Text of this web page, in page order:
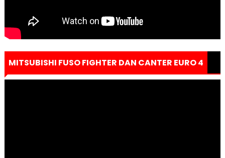
MITSUBISHI FUSO FIGHTER DAN CANTER EURO 4